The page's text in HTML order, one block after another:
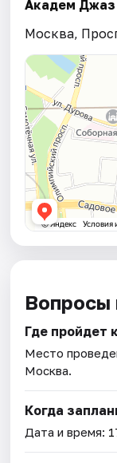
Академ Джаз
Москва,
Вопросы
Где пройдет
Место
Москва.
Когда
Дата и время: